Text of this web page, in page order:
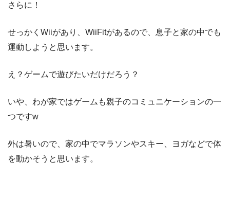
さらに！
せっかくWiiがあり、WiiFitがあるので、息子と家の中でも
運動しようと思います。
え？ゲームで遊びたいだけだろう？
いや、わが家ではゲームも親子のコミュニケーションの一
つですw
外は暑いので、家の中でマラソンやスキー、ヨガなどで体
を動かそうと思います。